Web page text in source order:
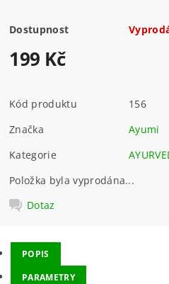
Dostupnost
199 Kč
Kód produktu
156
Značka
Ayumi
Kategorie
Položka byla vyprodána...
Dotaz
POPIS
PARAMETRY